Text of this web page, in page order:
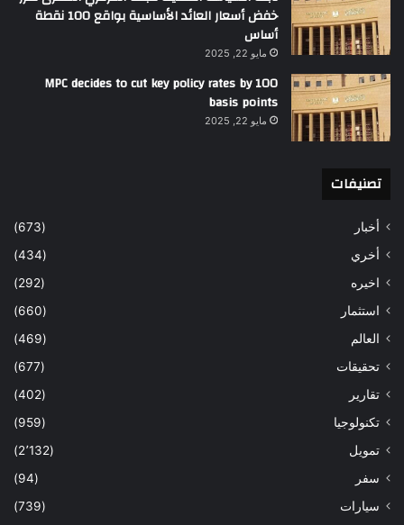
خفض أسعار العائد الأساسية بواقع 100 نقطة
أساس
مايو 22, 2025
MPC decides to cut key policy rates by 100
basis points
مايو 22, 2025
تصنيفات
أخبار
(673)
أخري
(434)
اخيره
(292)
استثمار
(660)
العالم
(469)
تحقيقات
(677)
تقارير
(402)
تكنولوجيا
(959)
تمويل
(2٬132)
سفر
(94)
سيارات
(739)